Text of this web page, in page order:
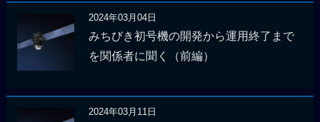
2024年03月04日
みちびき初号機の開発から運用終了まで
を関係者に聞く（前編）
2024年03月11日